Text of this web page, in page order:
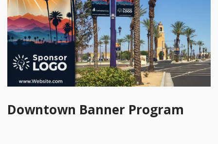
Downtown Banner Program